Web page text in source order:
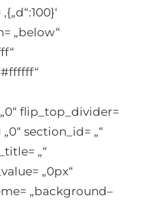
„below“
flip_top_divider=
section_id= „“
„“
„0px“
„background–